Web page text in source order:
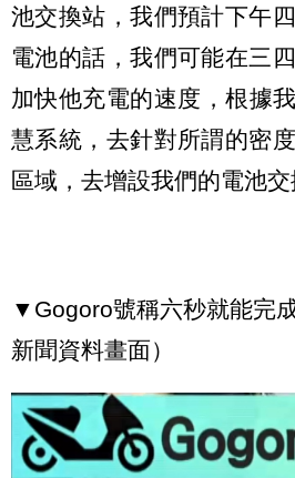
池交換站，我們預計下午
電池的話，我們可能在三
加快他充電的速度，根據
慧系統，去針對所謂的密
區域，去增設我們的電池交
▼Gogoro號稱六秒就能完
新聞資料畫面）